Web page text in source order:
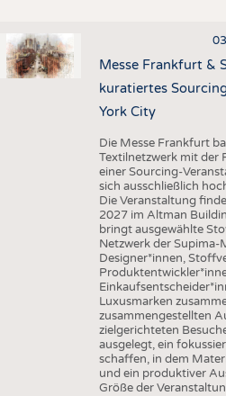
Messe Frankfurt &
kuratiertes
York City
Die Messe Frankfurt
Textilnetzwerk mit der
einer Sourcing-
sich ausschließlich
Die Veranstaltung
2027 im Altman
bringt ausgewählte
Netzwerk der
Designer*innen,
Luxusmarken
zusammengestellten
zielgerichteten
ausgelegt, ein
schaffen, in dem
und ein produktiver
Größe der